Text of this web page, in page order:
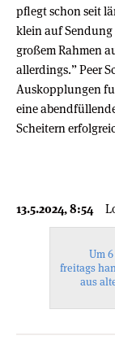
pflegt schon seit
klein auf
großem Rahmen
allerdings.” Peer
Auskopplungen
eine
Scheitern
13.5.2024, 8:54
Um
freitags
aus